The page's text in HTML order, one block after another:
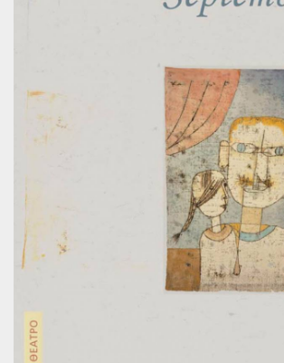
Βιβλία για Παιδιά
Εφηβική Λογοτεχνία
Ελληνικό Θέατρο
Παγκόσμιο Θέατρο
Ιστορία
Βιογραφίες
Ψυχολογία